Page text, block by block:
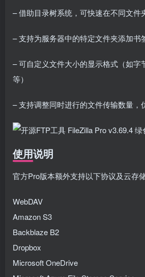
– 借助目录树系统，可快速在不同文件
– 支持为服务器中的特定文件夹添加书
– 可自定义文件大小的显示格式（如字
等）
– 支持调整同时进行的文件传输数量，
使用说明
官方Pro版本额外支持以下协议及云存
WebDAV
Amazon S3
Backblaze B2
Dropbox
Microsoft OneDrive